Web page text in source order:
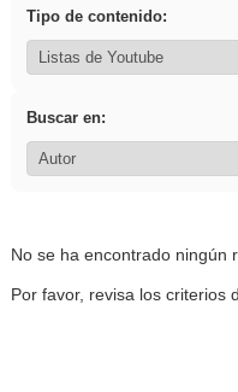
Tipo de contenido:
Buscar en:
No se ha encontrado ningún
Por favor, revisa los criterios